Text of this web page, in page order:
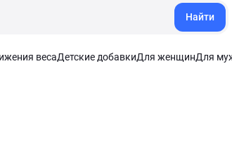
Найти
весаДетские добавкиДля женщинДля